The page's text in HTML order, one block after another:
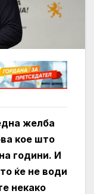
желба
кое што
години. И
ќе не води
некако